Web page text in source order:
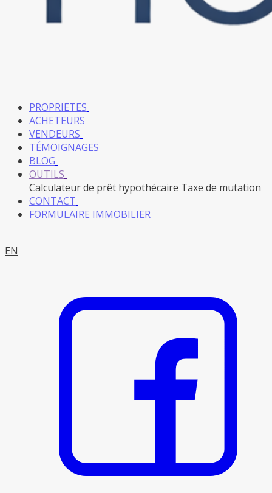
PROPRIETES
ACHETEURS
VENDEURS
TÉMOIGNAGES
BLOG
OUTILS
Calculateur de prêt hypothécaire Taxe de mutation
CONTACT
FORMULAIRE IMMOBILIER
EN